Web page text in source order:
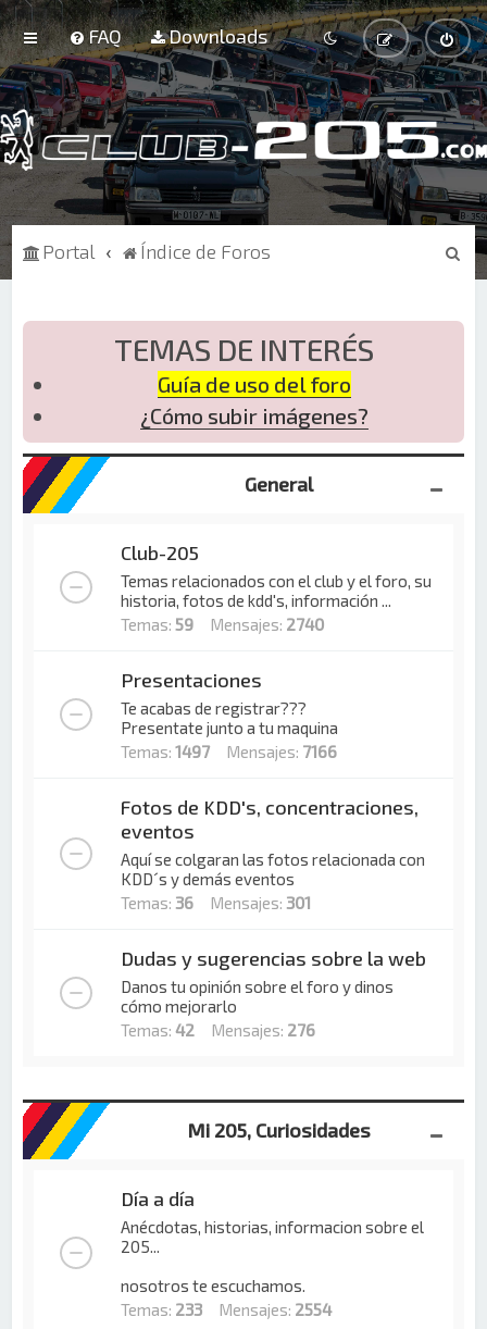
FAQ Downloads
Portal Índice de Foros
B
TEMAS DE INTERÉS
Guía de uso del foro
¿Cómo subir imágenes?
General
Club-205
Temas relacionados con el club y el foro, su
historia, fotos de kdd's, información ...
Temas:59 Mensajes: 2740
Presentaciones
Te acabas de registrar???
Presentate junto a tu maquina
Temas:1497 Mensajes: 7166
Fotos de KDD's, concentraciones,
eventos
Aquí se colgaran las fotos relacionada con
KDD´s y demás eventos
Temas: 36 Mensajes: 301
Dudas y sugerencias sobre la web
Danos tu opinión sobre el foro y dinos
cómo mejorarlo
Temas:42 Mensajes: 276
Mi 205, Curiosidades
Día a día
Anécdotas, historias, informacion sobre el
205...
nosotros te escuchamos.
Temas: 233 Mensajes: 2554